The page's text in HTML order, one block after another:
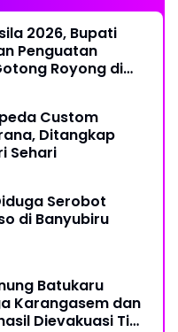
2026, Bupati
Penguatan
Royong di
Custom
Ditangkap
Sehari
Serobot
di Banyubiru
Batukaru
Karangasem dan
Dievakuasi Tim